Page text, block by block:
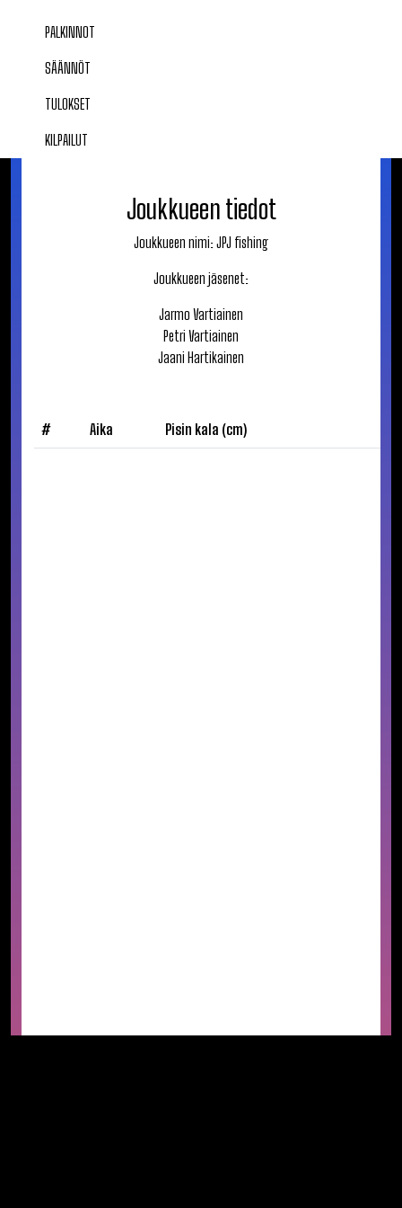
PALKINNOT
SÄÄNNÖT
TULOKSET
KILPAILUT
Joukkueen tiedot
Joukkueen nimi:JPJ fishing
Joukkueen jäsenet:
Jarmo Vartiainen
Petri Vartiainen
Jaani Hartikainen
# Aika Pisin kala (cm)